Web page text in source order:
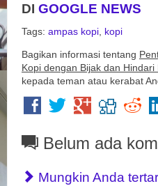
DI GOOGLE NEWS
Tags: ampas kopi kopi
Bagikan informasi tentang
Kopi dengan Bijak dan
kepada teman atau kerabat
Belum ada
Mungkin Anda